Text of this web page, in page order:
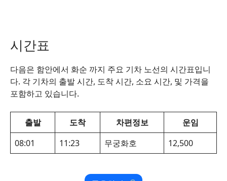
시간표
다음은 함안에서 화순 까지 주요 기차 노선의 시간표입니
다. 각 기차의 출발 시간, 도착 시간, 소요 시간, 및 가격을
포함하고 있습니다.
출발 도착 차편정보
운임
08:01
11:23 무궁화호 12,500